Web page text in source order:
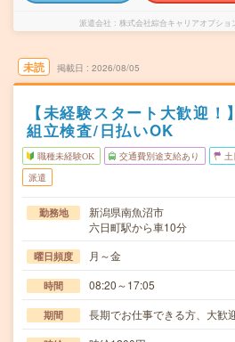
派遣会社 株式会社綜合キャリアオプシ
未読 掲載日 2026/08/05
【未経験スタート大歓迎
組立検査/日払いOK
職種未経験OK 交通費別途支給あり
派遣
勤務地
新潟県南魚沼市
六日町駅から車10分
曜日頻度 月～金
時間 08:20～17:05
期間 長期でお仕事できる方、大歓